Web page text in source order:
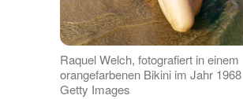
Raquel Welch, fotografiert in einem
orangefarbenen Bikini im Jahr
Getty Images